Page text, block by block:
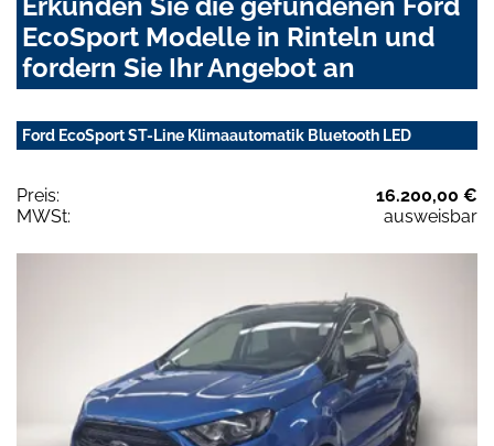
EcoSport Modelle in Rinteln und
fordern Sie Ihr Angebot an
Ford EcoSport ST-Line Klimaautomatik Bluetooth LED
Preis:
16.200,00 €
MWSt:
ausweisbar